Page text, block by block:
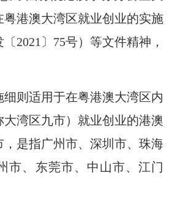
港澳大湾区就业创业的实施
2021〕75号）等文件精神，
细则适用于在粤港澳大湾区内
湾区九市）就业创业的港澳
是指广州市、深圳市、珠海
市、东莞市、中山市、江门